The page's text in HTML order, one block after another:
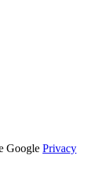
Google Privacy